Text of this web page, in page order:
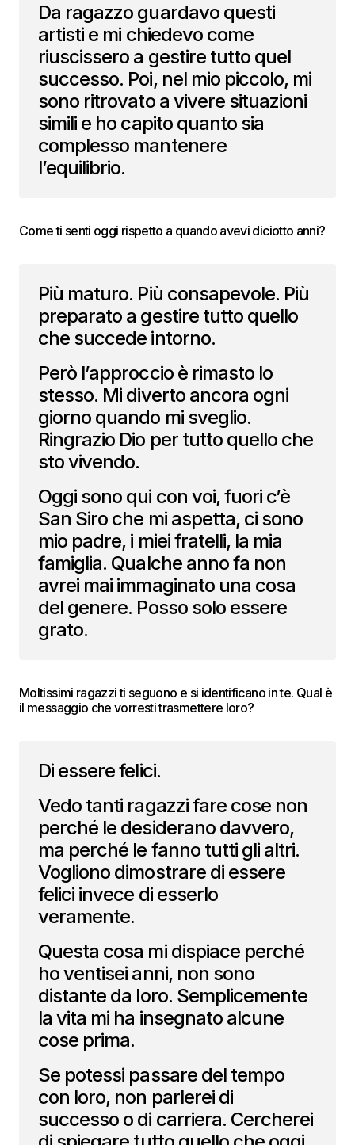
Da ragazzo guardavo questi
artisti e mi chiedevo come
riuscissero a gestire tutto quel
successo. Poi, nel mio piccolo, mi
sono ritrovato a vivere situazioni
simili e ho capito quanto sia
complesso mantenere
l’equilibrio.
Come ti senti oggi rispetto a quando avevi diciotto anni?
Più maturo. Più consapevole. Più
preparato a gestire tutto quello
che succede intorno.
Però l’approccio è rimasto lo
stesso. Mi diverto ancora ogni
giorno quando mi sveglio.
Ringrazio Dio per tutto quello che
sto vivendo.
Oggi sono qui con voi, fuori c’è
San Siro che mi aspetta, ci sono
mio padre, i miei fratelli, la mia
famiglia. Qualche anno fa non
avrei mai immaginato una cosa
del genere. Posso solo essere
grato.
Moltissimi ragazzi ti seguono e si identificano in te. Qual è
il messaggio che vorresti trasmettere loro?
Di essere felici.
Vedo tanti ragazzi fare cose non
perché le desiderano davvero,
ma perché le fanno tutti gli altri.
Vogliono dimostrare di essere
felici invece di esserlo
veramente.
Questa cosa mi dispiace perché
ho ventisei anni, non sono
distante da loro. Semplicemente
la vita mi ha insegnato alcune
cose prima.
Se potessi passare del tempo
con loro, non parlerei di
successo o di carriera. Cercherei